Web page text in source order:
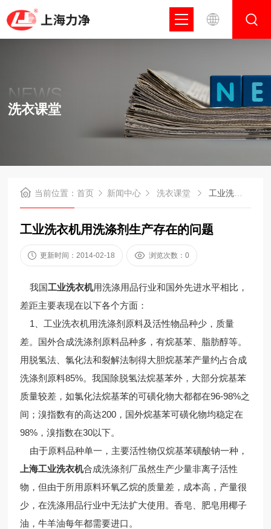
NEWS
洗衣课堂
当前位置：首页 新闻中心 洗衣课堂 工业洗衣机用洗涤剂生产存在的问题
工业洗衣机用洗涤剂生产存在的问题
更新时间：2014-02-18 浏览次数：0
我国工业洗衣机用洗涤用品行业和国外先进水平相比，
差距主要表现在以下各个方面：
1、工业洗衣机用洗涤剂原料及活性物品种少，质量
差。国外合成洗涤剂原料品种多，有烷基苯、脂肪醇等。
用脱氢法、氯化法和裂解法制得大胆烷基苯产量约占合成
洗涤剂原料85%。我国除脱氢法烷基苯外，大部分烷基苯
质量较差，如氯化法烷基苯的可磺化物大都都在96-98%之
间；溴指数有的高达200，国外烷基苯可磺化物均稳定在
98%，溴指数在30以下。
由于原料品种单一，主要活性物仅烷基苯磺酸钠一种，
上海工业洗衣机合成洗涤剂厂虽然生产少量非离子活性
物，但由于所用原料环氧乙烷的质量差，成本高，产量很
少，在洗涤用品行业中无法扩大使用。香皂、肥皂用椰子
油，牛羊油每年都需要进口。